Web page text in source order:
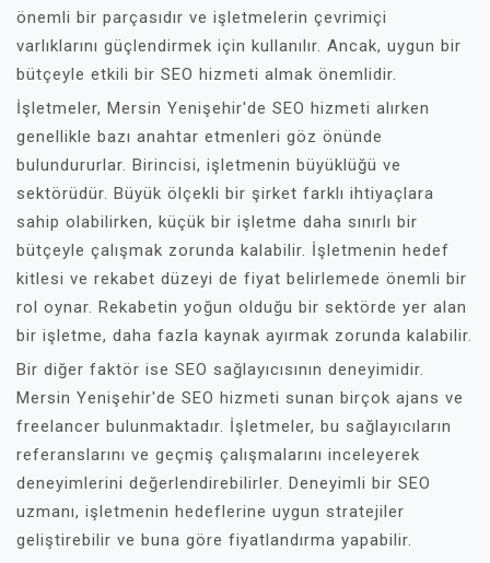
önemli bir parçasıdır ve işletmelerin çevrimiçi
varlıklarını güçlendirmek için kullanılır. Ancak, uygun bir
bütçeyle etkili bir SEO hizmeti almak önemlidir.
İşletmeler, Mersin Yenişehir'de SEO hizmeti alırken
genellikle bazı anahtar etmenleri göz önünde
bulundururlar. Birincisi, işletmenin büyüklüğü ve
sektörüdür. Büyük ölçekli bir şirket farklı ihtiyaçlara
sahip olabilirken, küçük bir işletme daha sınırlı bir
bütçeyle çalışmak zorunda kalabilir. İşletmenin hedef
kitlesi ve rekabet düzeyi de fiyat belirlemede önemli bir
rol oynar. Rekabetin yoğun olduğu bir sektörde yer alan
bir işletme, daha fazla kaynak ayırmak zorunda kalabilir.
Bir diğer faktör ise SEO sağlayıcısının deneyimidir.
Mersin Yenişehir'de SEO hizmeti sunan birçok ajans ve
freelancer bulunmaktadır. İşletmeler, bu sağlayıcıların
referanslarını ve geçmiş çalışmalarını inceleyerek
deneyimlerini değerlendirebilirler. Deneyimli bir SEO
uzmanı, işletmenin hedeflerine uygun stratejiler
geliştirebilir ve buna göre fiyatlandırma yapabilir.